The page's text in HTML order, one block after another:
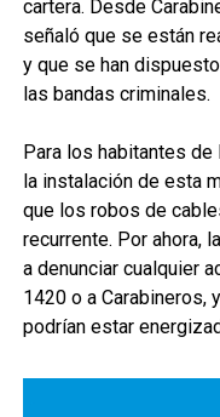
cartera. Desde
señaló que se están
y que se han
las bandas criminales.
Para los habitantes de
la instalación de esta
que los robos de
recurrente. Por ahora,
a denunciar cualquier
1420 o a Carabineros,
podrían estar